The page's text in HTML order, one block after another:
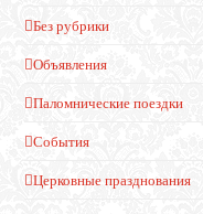
Без рубрики
Объявления
Паломнические поездки
События
Церковные празднования